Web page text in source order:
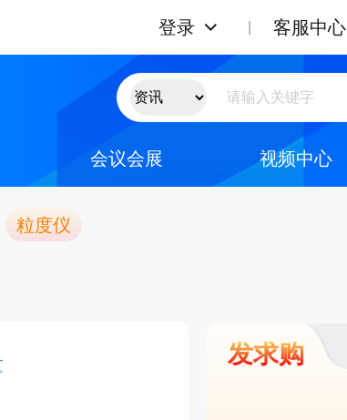
登录 客服中心
会议会展 视频中心
粒度仪
发求购